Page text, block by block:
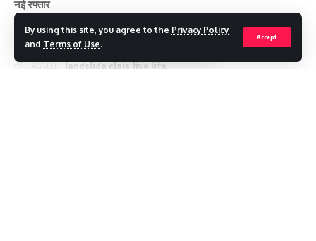
By using this site, you agree to the Privacy Policy
and Terms of Use.
Accept
नई रफ्तार
TAGGED: landslide clais five life